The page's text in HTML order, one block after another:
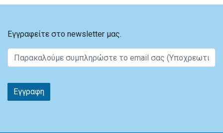
Εγγραφείτε στο newsletter μας.
Εγγραφη